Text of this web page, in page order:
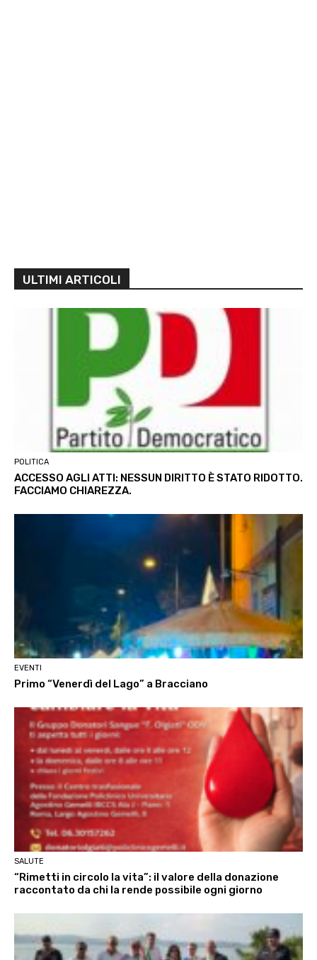
ULTIMI ARTICOLI
POLITICA
ACCESSO AGLI ATTI: NESSUN DIRITTO È STATO RIDOTTO.
FACCIAMO CHIAREZZA.
EVENTI
Primo “Venerdì del Lago” a Bracciano
SALUTE
“Rimetti in circolo la vita”: il valore della donazione
raccontato da chi la rende possibile ogni giorno